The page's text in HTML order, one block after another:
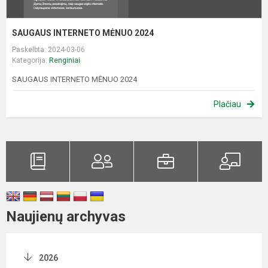
SAUGAUS INTERNETO MĖNUO 2024
Paskelbta: 2024-03-06
Kategorija: Renginiai
SAUGAUS INTERNETO MĖNUO 2024
Plačiau
Naujienų archyvas
2026